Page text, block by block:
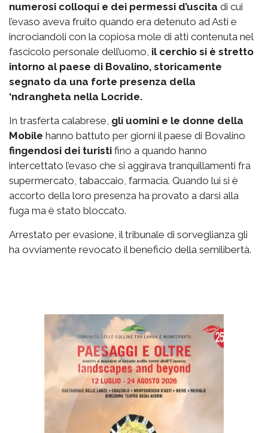
numerosi colloqui e dei permessi d’uscita di cui
l’evaso aveva fruito quando era detenuto ad Asti e
incrociandoli con la copiosa mole di atti contenuta nel
fascicolo personale dell’uomo, il cerchio si è stretto
intorno al paese di Bovalino, storicamente
segnato da una forte presenza della
‘ndrangheta nella Locride.
In trasferta calabrese, gli uomini e le donne della
Mobile hanno battuto per giorni il paese di Bovalino
fingendosi dei turisti fino a quando hanno
intercettato l’evaso che si aggirava tranquillamenti fra
supermercato, tabaccaio, farmacia. Quando lui si è
accorto della loro presenza ha provato a darsi alla
fuga ma è stato bloccato.
Arrestato per evasione, il tribunale di sorveglianza gli
ha ovviamente revocato il beneficio della semilibertà.